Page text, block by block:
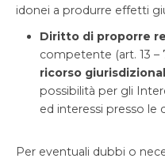
idonei a produrre effetti
Diritto di proporre
competente (art. 13 –
ricorso
possibilità per gli
ed interessi presso le
Per eventuali dubbi o